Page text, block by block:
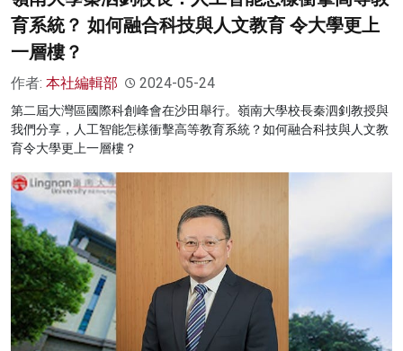
育系統？ 如何融合科技與人文教育 令大學更上
一層樓？
作者: 本社編輯部 2024-05-24
第二屆大灣區國際科創峰會在沙田舉行。嶺南大學校長秦泗釗教授與
我們分享，人工智能怎樣衝擊高等教育系統？如何融合科技與人文教
育令大學更上一層樓？